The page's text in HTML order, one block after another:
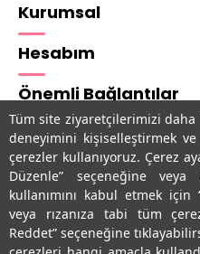
Tüm site ziyaretçilerimizi daha
deneyimini kişiselleştirmek
çerezler kullanıyoruz. Çerez
Düzenle” seçeneğine
kullanımını kabul etmek
veya rızanıza tabi tüm
Reddet” seçeneğine
Kurumsal
Hesabım
Önemli Bağlantılar
Adres & İletişim
Uygulamalarımız